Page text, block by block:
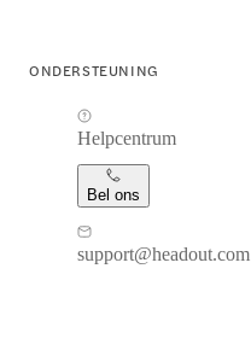
ONDERSTEUNING
Helpcentrum
Bel ons
support@headout.com